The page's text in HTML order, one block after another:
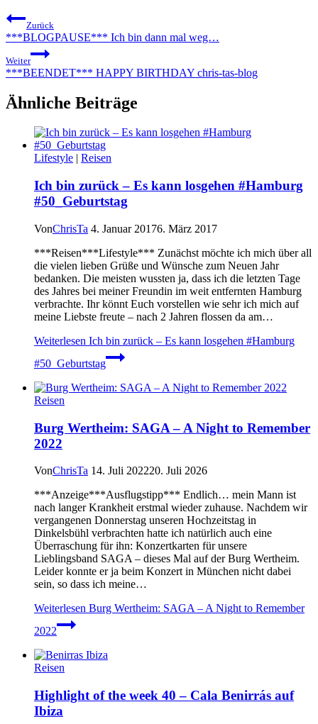
Zurück
***BLOGPAUSE*** Ich bin dann mal weg…
Weiter
***BEENDET*** HAPPY BIRTHDAY chris-tas-blog
Ähnliche Beiträge
Lifestyle Reisen
Ich bin zurück – Es kann losgehen #Hamburg
#50_Geburtstag
VonChrisTa 4. Januar 20176. März 2017
***Reisen***Lifestyle*** Zunächst möchte ich mich über all
die vielen lieben Grüße und Wünsche zum Neuen Jahr
bedanken. Die meisten wussten ja, dass ich die letzten Tage
des Jahres bei meiner Freundin im weit entfernten Hamburg
verbrachte. Ihr könnt Euch vorstellen wie sehr ich mich auf
meine Liebste freute – nach 2 Jahren flossen da am…
Weiterlesen Ich bin zurück – Es kann losgehen #Hamburg
#50_Geburtstag
Reisen
Burg Wertheim: SAGA – A Night to Remember
2022
VonChrisTa 14. Juli 202220. Juli 2026
***Anzeige***Ausflugstipp*** Endlich… mein Mann ist
nach langer Krankheit erstmal wieder zuhause. Nachdem wir
vergangenen Donnerstag unseren Hochzeitstag in
Dinkelsbühl verbrachten hatte ich natürlich auch eine
Überraschung für ihn: Konzertkarten für unsere
Lieblingsband SAGA – dieses Mal auf der Burg Wertheim.
Leider konnte er ja beim Konzert in München nicht dabei
sein, so dass ich meine…
Weiterlesen Burg Wertheim: SAGA – A Night to Remember
2022
Reisen
Highlight of the week 40 – Cala Benirrás auf
Ibiza